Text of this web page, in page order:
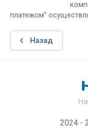
платежом"
Назад
2024 -